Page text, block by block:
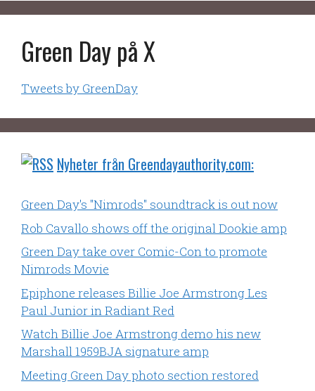
Green Day på X
Tweets by GreenDay
Nyheter från Greendayauthority.com:
Green Day's "Nimrods" soundtrack is out now
Rob Cavallo shows off the original Dookie amp
Green Day take over Comic-Con to promote
Nimrods Movie
Epiphone releases Billie Joe Armstrong Les
Paul Junior in Radiant Red
Watch Billie Joe Armstrong demo his new
Marshall 1959BJA signature amp
Meeting Green Day photo section restored